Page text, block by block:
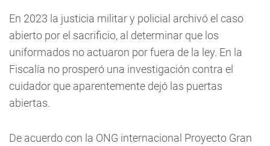
En 2023 la justicia militar y policial archivó el caso
abierto por el sacrificio, al determinar que los
uniformados no actuaron por fuera de la ley. En la
Fiscalía no prosperó una investigación contra el
cuidador que aparentemente dejó las puertas
abiertas.
De acuerdo con la ONG internacional Proyecto Gran